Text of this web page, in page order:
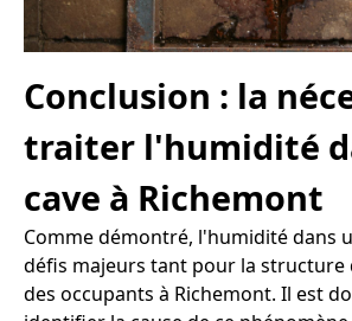
Conclusion : la
traiter l'humidité
cave à Richemont
Comme démontré, l'humidité dans
défis majeurs tant pour la structure
des occupants à Richemont. Il est